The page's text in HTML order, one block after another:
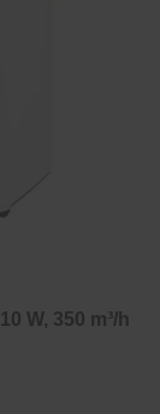
W, 350 m³/h